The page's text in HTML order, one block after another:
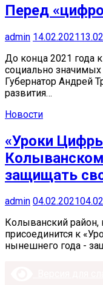
Перед
admin 14.02.2021
До конца 2021 года
социально значимых
Губернатор Андрей
развития…
Новости
«Уроки
Колыванском
защищать
admin 04.02.2021
Колыванский район,
присоединится к
нынешнего года -